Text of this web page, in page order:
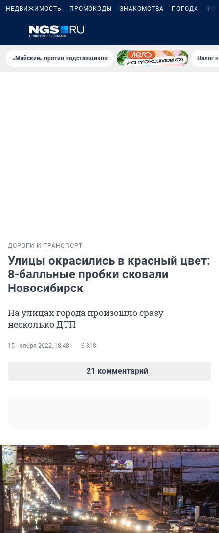
НЕДВИЖИМОСТЬ ПРОМОКОДЫ ЗНАКОМСТВА ПОГОДА
«Майские» против подставщиков Налог
ДОРОГИ И ТРАНСПОРТ
Улицы окрасились в красный цвет:
8-балльные пробки сковали
Новосибирск
На улицах города произошло сразу
несколько ДТП
15 ноября 2022, 18:48 6 818
21 комментарий